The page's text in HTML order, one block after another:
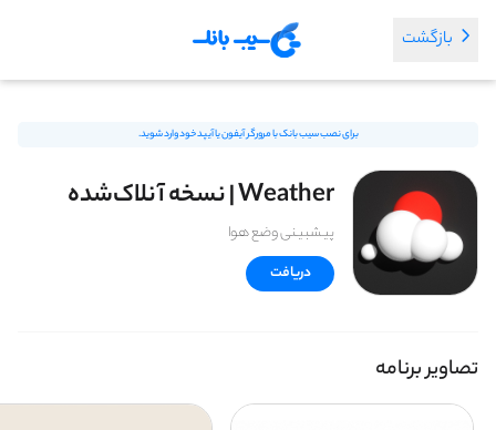
بازگشت
برای نصب سیب بانک با مرورگر آیفون یا آیپد خود وارد شوید.
Weather | نسخه آنلاک‌شده
پیشبینی وضع هوا
دریافت
تصاویر برنامه